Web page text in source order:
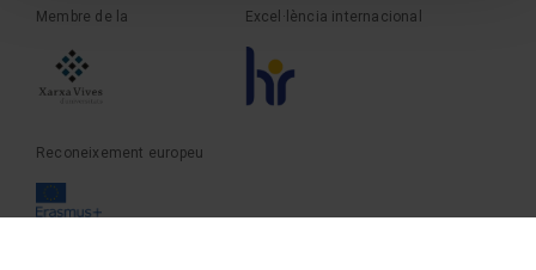
Membre de la Excel·lència internacional
Reconeixement europeu